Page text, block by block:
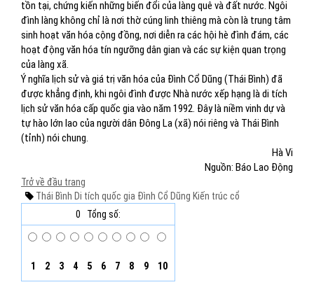
tồn tại, chứng kiến những biến đổi của làng quê và đất nước. Ngôi
đình làng không chỉ là nơi thờ cúng linh thiêng mà còn là trung tâm
sinh hoạt văn hóa cộng đồng, nơi diễn ra các hội hè đình đám, các
hoạt động văn hóa tín ngưỡng dân gian và các sự kiện quan trọng
của làng xã.
Ý nghĩa lịch sử và giá trị văn hóa của Đình Cổ Dũng (Thái Bình) đã
được khẳng định, khi ngôi đình được Nhà nước xếp hạng là di tích
lịch sử văn hóa cấp quốc gia vào năm 1992. Đây là niềm vinh dự và
tự hào lớn lao của người dân Đông La (xã) nói riêng và Thái Bình
(tỉnh) nói chung.
Hà Vi
Nguồn: Báo Lao Động
Trở về đầu trang
Thái Bình Di tích quốc gia Đình Cổ Dũng Kiến trúc cổ
0
Tổng số:
1 2 3 4 5 6 7 8 9 10